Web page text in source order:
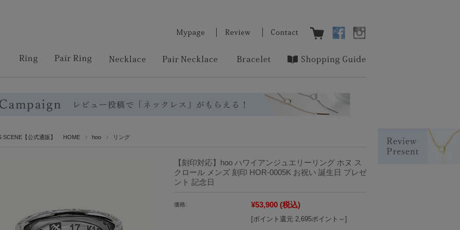
SCENE【公式通販】 HOME hoo リング
【刻印対応】hoo ハワイアンジュエリーリング ホヌ ス
クロール メンズ 刻印 HOR-0005K お祝い 誕生日 プレゼ
ント 記念日
価格: ¥53,900 (税込)
[ポイント還元 2,695ポイント～]